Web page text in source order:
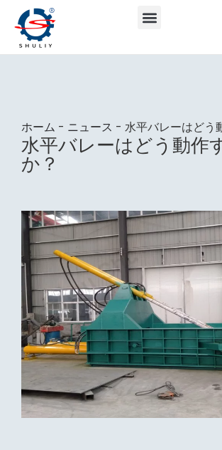
ホーム - ニュース - 水平バレーはどう
水平バレーはどう動作
か？